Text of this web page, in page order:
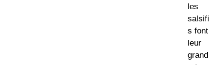
les
salsifi
s font
leur
grand